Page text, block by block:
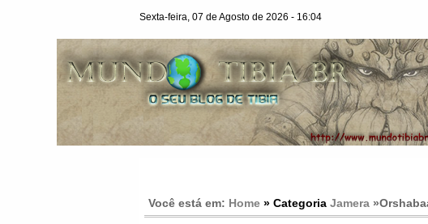
Sexta-feira, 07 de Agosto de 2026 - 16:04
Você está em: Home » Categoria Jamera »